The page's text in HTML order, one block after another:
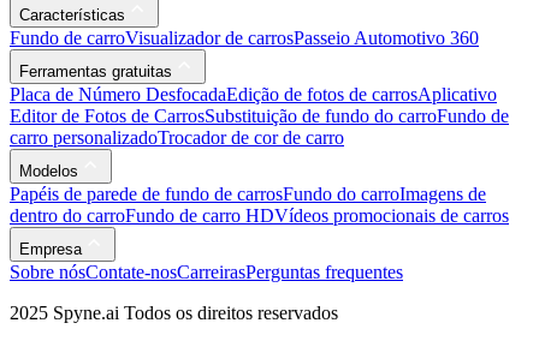
Características
Fundo de carroVisualizador de carrosPasseio Automotivo 360
Ferramentas gratuitas
Placa de Número DesfocadaEdição de fotos de carrosAplicativo
Editor de Fotos de CarrosSubstituição de fundo do carroFundo de
carro personalizadoTrocador de cor de carro
Modelos
Papéis de parede de fundo de carrosFundo do carroImagens de
dentro do carroFundo de carro HDVídeos promocionais de carros
Empresa
Sobre nósContate-nosCarreirasPerguntas frequentes
2025 Spyne.ai Todos os direitos reservados